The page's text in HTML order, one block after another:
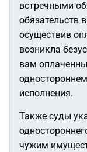
встречными
обязательств
осуществив
возникла
вам
исполнения.
Также суды
чужим